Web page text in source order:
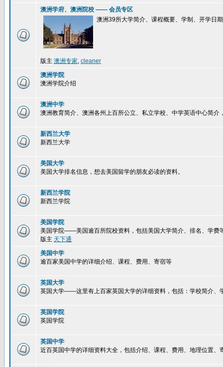
澳洲学府、澳洲院校 —— 会员专区
澳洲39所大学简介、课程概要、学制、开学
版主 澳洲专家, cleaner
澳洲学院
澳洲学院介绍
澳洲中学
澳洲教育简介、澳洲各州上百所公立、私立学校、中学英语中心简
新西兰大学
新西兰大学
美国大学
美国大学排名信息，想去美国留学的朋友必读的资料。
新西兰学院
新西兰学院
美国学院
美国学院——美国逾百所院校资料，包括美国大学简介、排名、学
版主 天下通
美国中学
逾百家美国中学的详细介绍、课程、费用、寄宿等
英国大学
英国大学——这里有上百家英国大学的详细资料，包括：学校简介、
英国学院
英国学院
英国中学
近百英国中学的详细资料大全，包括介绍、课程、费用、地理位置、